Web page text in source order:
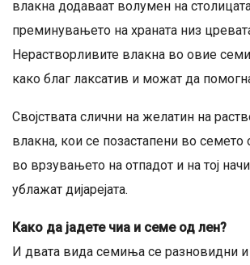
влакна додаваат волумен на
преминувањето на храната низ
Нерастворливите влакна во овие
како благ лаксатив и можат да
Својствата слични на желатин на
влакна, кои се позастапени во семето
во врзувањето на отпадот и на тој
ублажат дијарејата.
Како да јадете чиа и семе од лен?
И двата вида семиња се разновидни и